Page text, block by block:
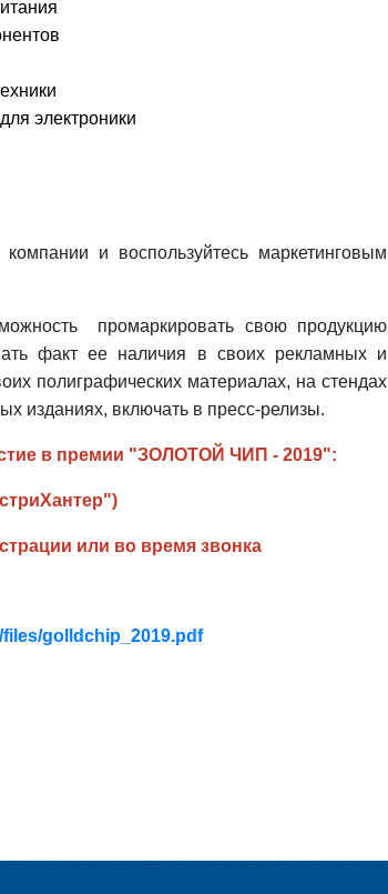
электроники
и воспользуйтесь маркетинговым
промаркировать свою продукцию
факт ее наличия в своих рекламных и
полиграфических материалах, на стендах
изданиях, включать в пресс-релизы.
в премии "ЗОЛОТОЙ ЧИП - 2019":
или во время звонка
golldchip_2019.pdf